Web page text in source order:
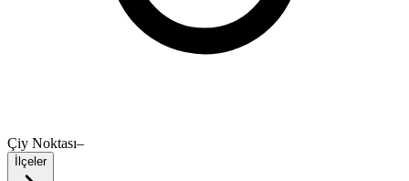
Çiy Noktası–
İlçeler